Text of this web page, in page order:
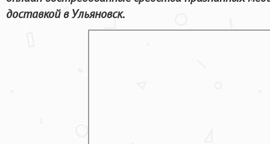
доставкой в Ульяновск.